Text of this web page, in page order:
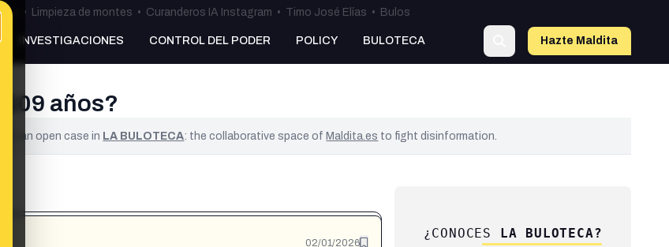
• Limpieza de montes • Curanderos IA Instagram • Timo José Elías • Bulos
INVESTIGACIONES CONTROL DEL PODER POLICY BULOTECA Hazte Maldita
109 años?
is an open case in LA BULOTECA: the collaborative space ofMaldita.es to fight disinformation.
02/01/2026
¿CONOCES LA BULOTECA?